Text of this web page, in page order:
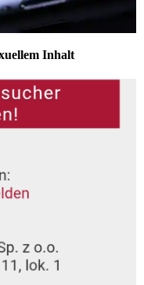
Inhalt